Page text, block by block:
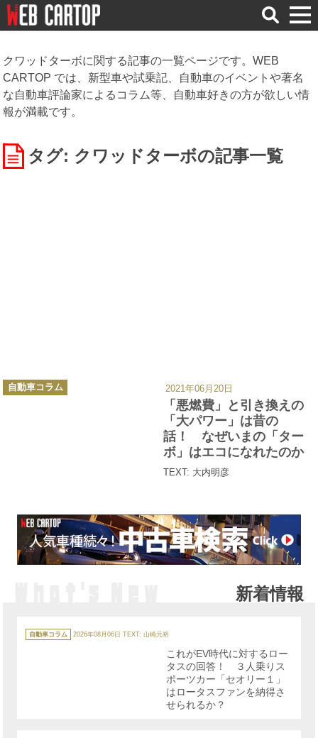
検
索
クワッドターボに関する記事の一覧ページです。WEB
CARTOP では、新型車や試乗記、自動車のイベントや著名
な自動車評論家によるコラム等、自動車好きの方が欲しい情
報が満載です。
タグ: クワッドターボの記事一覧
「悪燃費」と引き換えの
「大パワー」は昔の
話！ なぜいまの「ター
ボ」はエコになれたのか
TEXT: 大内明彦
カ
テ
自動車コラム 2021年06月20日
新着情報
カ
テ
ゴ
自動車コラム 2026年08月06日 TEXT: 山崎元裕
これがEV時代に対するロー
タスの回答！ ３人乗りス
ポーツカー「セオリー１」
はロータスファンを納得さ
せられるか？